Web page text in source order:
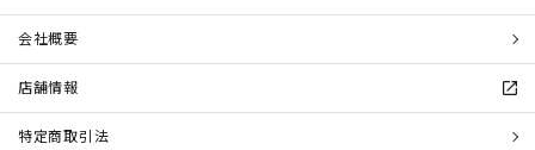
会社概要
店舗情報
特定商取引法